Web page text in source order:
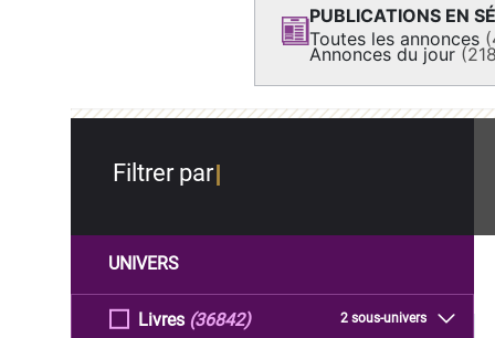
PUBLICATIONS EN
Toutes les annonces
Annonces du jour
Filtrer par
UNIVERS
Livres 2 sous-univers
(36842)